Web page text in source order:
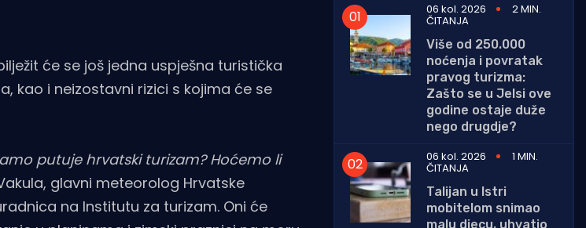
će se još jedna uspješna turistička
kao i neizostavni rizici s kojima će se
putuje hrvatski turizam? Hoćemo li
glavni meteorolog Hrvatske
na Institutu za turizam. Oni će
06 kol. 2026 2 MIN.
ČITANJA
Više od 250.000
noćenja i povratak
pravog turizma:
Zašto se u Jelsi ove
godine ostaje duže
nego drugdje?
06 kol. 2026
1 MIN.
ČITANJA
Talijan u Istri
mobitelom snimao
malu djecu, uhvatio